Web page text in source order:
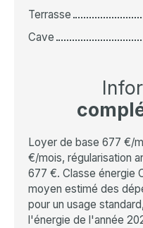
Terrasse
Cave
Loyer de base 677 €/
€/mois, régularisation
677 €. Classe énergie
moyen estimé des
pour un usage
l'énergie de l'année